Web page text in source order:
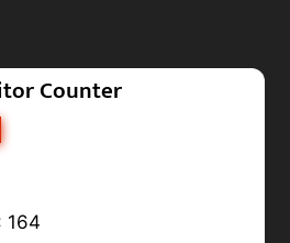
Counter
164